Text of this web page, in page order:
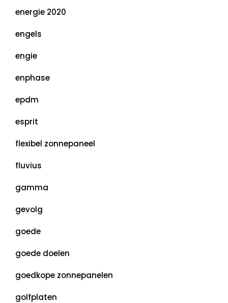
energie 2020
engels
engie
enphase
epdm
esprit
flexibel zonnepaneel
fluvius
gamma
gevolg
goede
goede doelen
goedkope zonnepanelen
golfplaten